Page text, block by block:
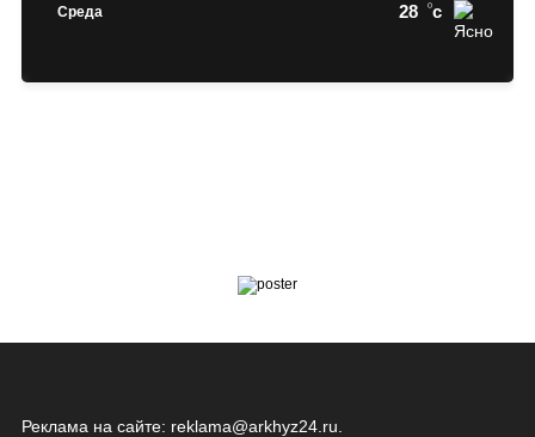
Среда 28 c
Реклама на сайте: reklama@arkhyz24.ru